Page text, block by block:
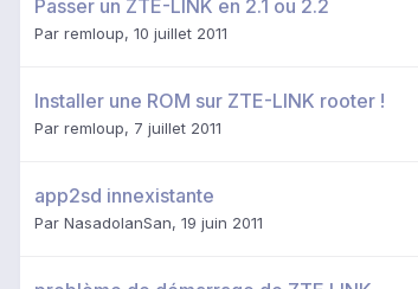
Passer un ZTE-LINK en 2.1 ou 2.2
Par remloup, 10 juillet 2011
Installer une ROM sur ZTE-LINK rooter !
Par remloup, 7 juillet 2011
app2sd innexistante
Par NasadolanSan, 19 juin 2011